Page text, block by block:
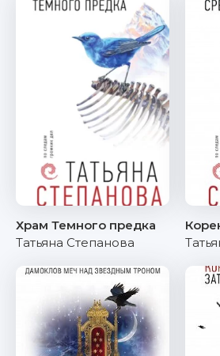
Храм Темного предка
Татьяна Степанова